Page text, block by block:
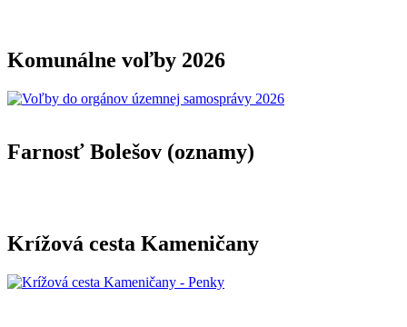
Komunálne voľby 2026
Farnosť Bolešov (oznamy)
Krížová cesta Kameničany